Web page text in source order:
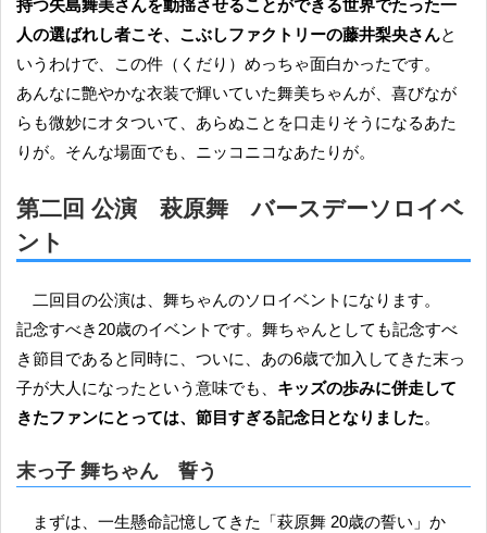
持つ矢島舞美さんを動揺させることができる世界でたった一
人の選ばれし者こそ、こぶしファクトリーの藤井梨央さんと
いうわけで、この件（くだり）めっちゃ面白かったです。
あんなに艶やかな衣装で輝いていた舞美ちゃんが、喜びなが
らも微妙にオタついて、あらぬことを口走りそうになるあた
りが。そんな場面でも、ニッコニコなあたりが。
第二回 公演 萩原舞 バースデーソロイベ
ント
二回目の公演は、舞ちゃんのソロイベントになります。
記念すべき20歳のイベントです。舞ちゃんとしても記念すべ
き節目であると同時に、ついに、あの6歳で加入してきた末っ
子が大人になったという意味でも、 キッズの歩みに併走して
きたファンにとっては、節目すぎる記念日となりました。
末っ子 舞ちゃん 誓う
まずは、一生懸命記憶してきた「萩原舞 20歳の誓い」か